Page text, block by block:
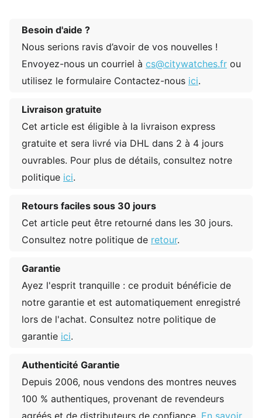
Besoin d'aide ?
Nous serions ravis d’avoir de vos nouvelles !
Envoyez-nous un courriel à cs@citywatches.fr ou
utilisez le formulaire Contactez-nous ici.
Livraison gratuite
Cet article est éligible à la livraison express
gratuite et sera livré via DHL dans 2 à 4 jours
ouvrables. Pour plus de détails, consultez notre
politique ici.
Retours faciles sous 30 jours
Cet article peut être retourné dans les 30 jours.
Consultez notre politique de retour.
Garantie
Ayez l'esprit tranquille : ce produit bénéficie de
notre garantie et est automatiquement enregistré
lors de l'achat. Consultez notre politique de
garantie ici.
Authenticité Garantie
Depuis 2006, nous vendons des montres neuves
100 % authentiques, provenant de revendeurs